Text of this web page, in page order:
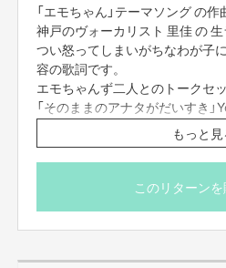
「エモちゃん」テーマソング の作
神戸のヴォーカリスト 里佳 の
つい怒ってしまいがちなわが子
容の歌詞です。
エモちゃんず二人とのトークセ
「そのままのアナタがだいすき」
https://youtu.be/rGJVIGQBUjw
場所は未定ですが、姫路市内に
日時は絵本完成後 購入された方
もっと見
このリターン